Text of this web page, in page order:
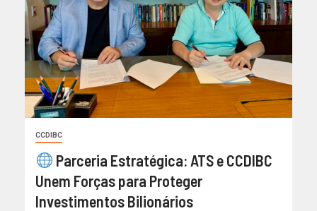
CCDIBC
Parceria Estratégica: ATS e CCDIBC
Unem Forças para Proteger
Investimentos Bilionários